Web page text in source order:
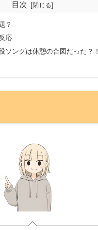
目次
？
応
ソングは休憩の合図だった？！